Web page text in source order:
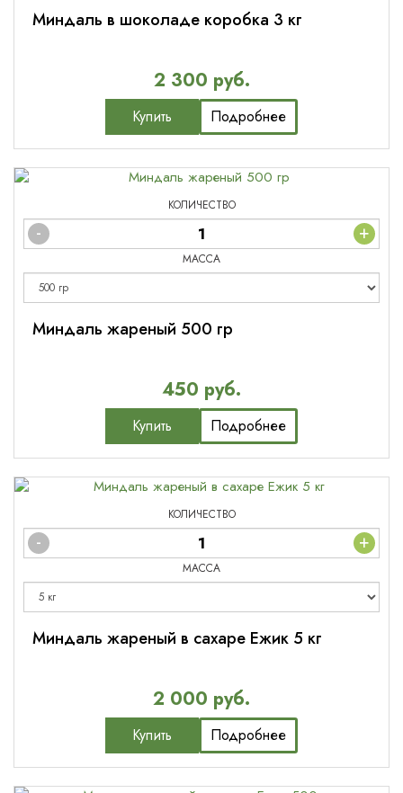
Миндаль в шоколаде коробка 3 кг
2 300 руб.
Купить Подробнее
КОЛИЧЕСТВО
- +
МАССА
Миндаль жареный 500 гр
450 руб.
Купить Подробнее
КОЛИЧЕСТВО
- +
МАССА
Миндаль жареный в сахаре Ежик 5 кг
2 000 руб.
Купить Подробнее